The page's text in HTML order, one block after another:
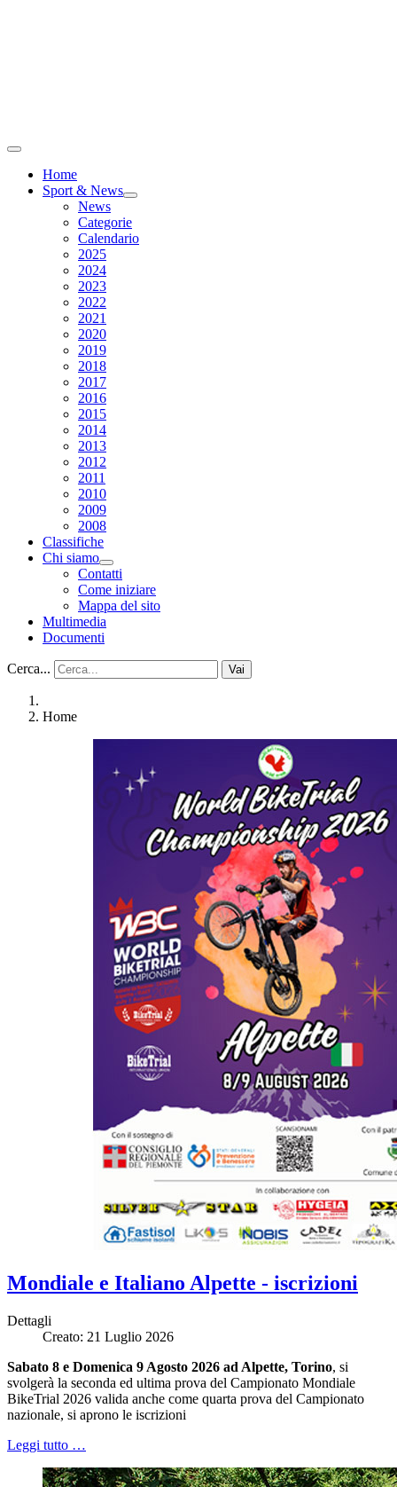
Home
Sport & News
News
Categorie
Calendario
2025
2024
2023
2022
2021
2020
2019
2018
2017
2016
2015
2014
2013
2012
2011
2010
2009
2008
Classifiche
Chi siamo
Contatti
Come iniziare
Mappa del sito
Multimedia
Documenti
Cerca... Vai
Home
Mondiale e Italiano Alpette - iscrizioni
Dettagli
Creato: 21 Luglio 2026
Sabato 8 e Domenica 9 Agosto 2026 ad Alpette, Torino, si
svolgerà la seconda ed ultima prova del Campionato Mondiale
BikeTrial 2026 valida anche come quarta prova del Campionato
nazionale, si aprono le iscrizioni
Leggi tutto …